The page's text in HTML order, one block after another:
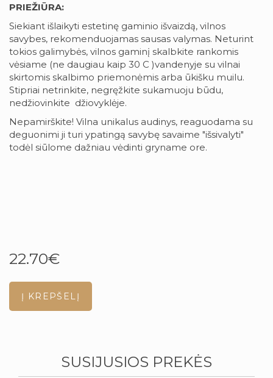
PRIEŽIŪRA:
Siekiant išlaikyti estetinę gaminio išvaizdą, vilnos
savybes, rekomenduojamas sausas valymas. Neturint
tokios galimybės, vilnos gaminį skalbkite rankomis
vėsiame (ne daugiau kaip 30 C )vandenyje su vilnai
skirtomis skalbimo priemonėmis arba ūkišku muilu.
Stipriai netrinkite, negręžkite sukamuoju būdu,
nedžiovinkite džiovyklėje.
Nepamirškite! Vilna unikalus audinys, reaguodama su
deguonimi ji turi ypatingą savybę savaime "išsivalyti"
todėl siūlome dažniau vėdinti gryname ore.
22.70€
SUSIJUSIOS PREKĖS